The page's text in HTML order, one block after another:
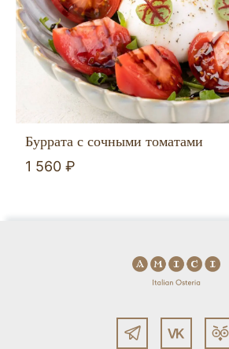
Буррата с сочными томатами
1 560 ₽